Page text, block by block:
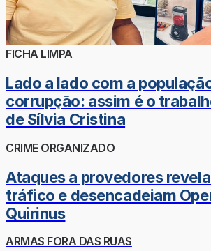
FICHA LIMPA
Lado a lado com a
corrupção: assim é o
de Sílvia Cristina
CRIME ORGANIZADO
Ataques a provedores
tráfico e desencadeiam
Quirinus
ARMAS FORA DAS RUAS